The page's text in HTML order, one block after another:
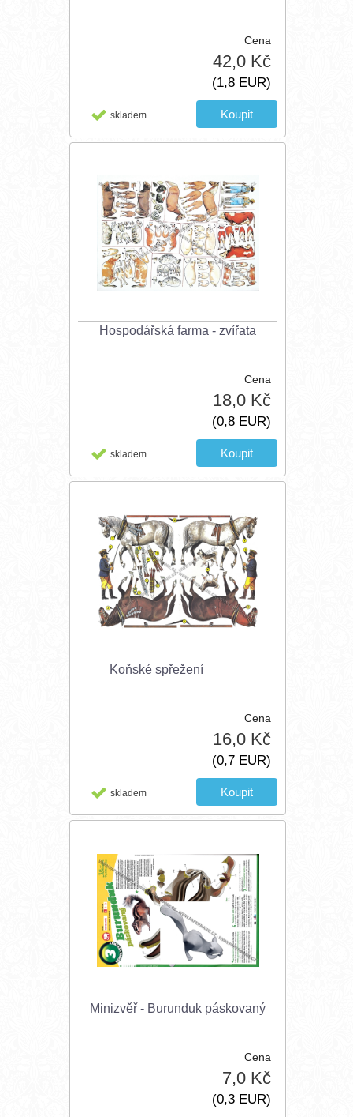
Cena
42,0 Kč
(1,8 EUR)
skladem
Hospodářská farma - zvířata
Cena
18,0 Kč
(0,8 EUR)
skladem
Koňské spřežení
Cena
16,0 Kč
(0,7 EUR)
skladem
Minizvěř - Burunduk páskovaný
Cena
7,0 Kč
(0,3 EUR)